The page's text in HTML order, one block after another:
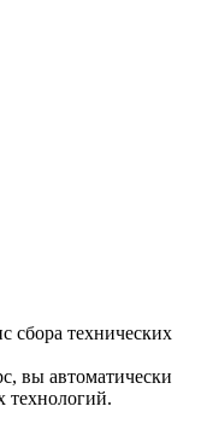
сбора технических
вы автоматически
технологий.